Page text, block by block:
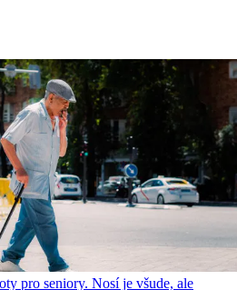
pro seniory. Nosí je všude, ale